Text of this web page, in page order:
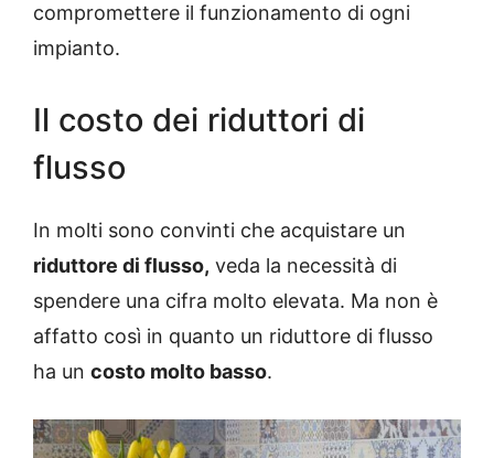
compromettere il funzionamento di ogni
impianto.
Il costo dei riduttori di
flusso
In molti sono convinti che acquistare un
riduttore di flusso, veda la necessità di
spendere una cifra molto elevata. Ma non è
affatto così in quanto un riduttore di flusso
ha un costo molto basso.